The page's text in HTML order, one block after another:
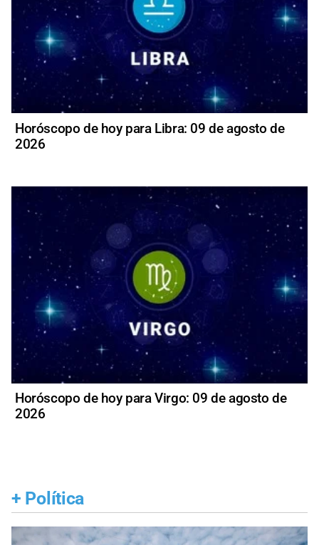
Horóscopo de hoy para Libra: 09 de agosto de
2026
Horóscopo de hoy para Virgo: 09 de agosto de
2026
+ Política